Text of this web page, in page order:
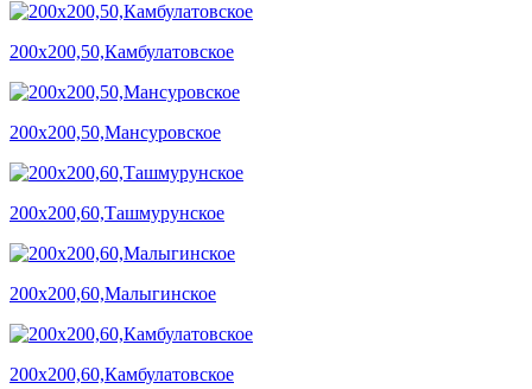
200х200,50,Камбулатовское
200х200,50,Мансуровское
200х200,60,Ташмурунское
200х200,60,Малыгинское
200х200,60,Камбулатовское